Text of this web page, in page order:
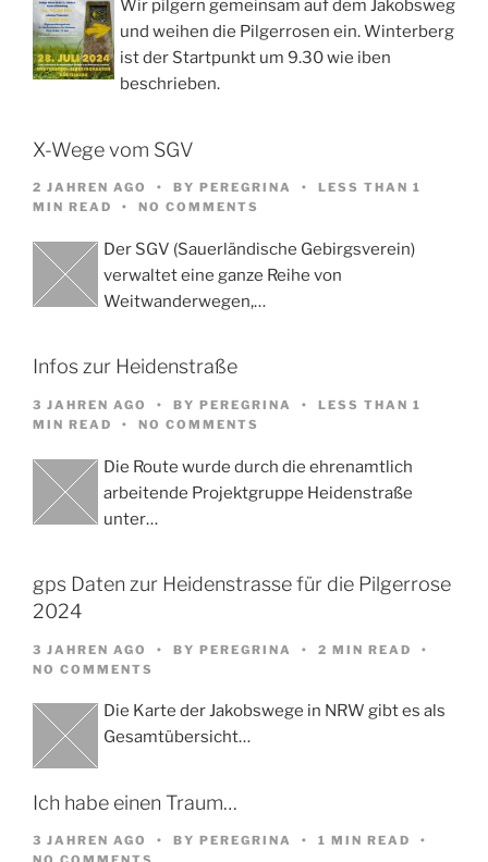
Wir pilgern gemeinsam auf dem Jakobsweg
und weihen die Pilgerrosen ein. Winterberg
ist der Startpunkt um 9.30 wie iben
beschrieben.
X-Wege vom SGV
2 JAHREN AGO BY PEREGRINA
LESS THAN 1
MIN READ
NO COMMENTS
Der SGV (Sauerländische Gebirgsverein)
verwaltet eine ganze Reihe von
Weitwanderwegen,…
Infos zur Heidenstraße
3 JAHREN AGO BY PEREGRINA
LESS THAN 1
MIN READ
NO COMMENTS
Die Route wurde durch die ehrenamtlich
arbeitende Projektgruppe Heidenstraße
unter…
gps Daten zur Heidenstrasse für die Pilgerrose
2024
3 JAHREN AGO BY PEREGRINA
2 MIN READ
NO COMMENTS
Die Karte der Jakobswege in NRW gibt es als
Gesamtübersicht…
Ich habe einen Traum…
3 JAHREN AGO BY PEREGRINA
1 MIN READ